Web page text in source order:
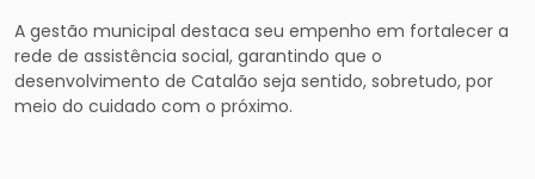
A gestão municipal destaca seu empenho em fortalecer a
rede de assistência social, garantindo que o
desenvolvimento de Catalão seja sentido, sobretudo, por
meio do cuidado com o próximo.